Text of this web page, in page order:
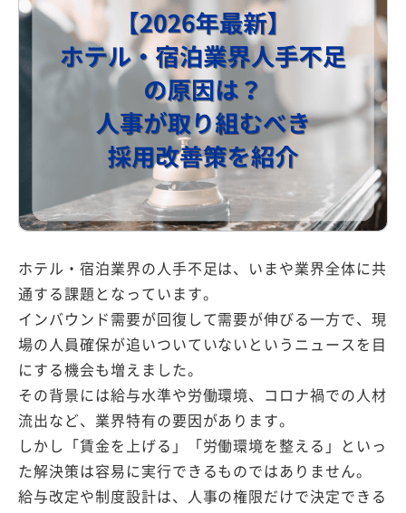
企業情報
資料ダウンロード
無料相談・お問い合わせ
ホテル・宿泊業界の人手不足は、いまや業界全体に共
通する課題となっています。
インバウンド需要が回復して需要が伸びる一方で、現
場の人員確保が追いついていないというニュースを目
にする機会も増えました。
その背景には給与水準や労働環境、コロナ禍での人材
流出など、業界特有の要因があります。
しかし「賃金を上げる」「労働環境を整える」といっ
た解決策は容易に実行できるものではありません。
給与改定や制度設計は、人事の権限だけで決定できる